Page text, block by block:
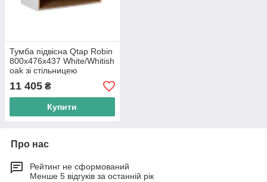
Тумба підвісна Qtap Robin
800х476х437 White/Whitish
oak зі стільницею
QT1379TPН8001WWO
11 405 ₴
Купити
Про нас
Рейтинг не сформований
Менше 5 відгуків за останній рік